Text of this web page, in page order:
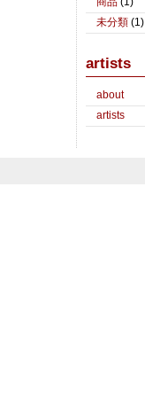
未分類 (1)
artists
about
artists